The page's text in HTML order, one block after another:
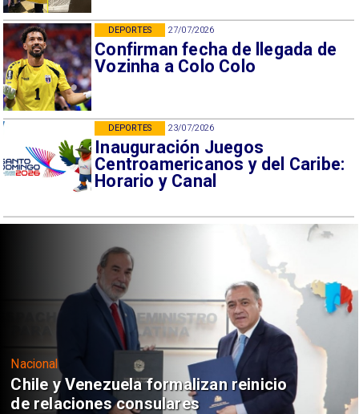
27/07/2026
Confirman fecha de llegada de
Vozinha a Colo Colo
DEPORTES
23/07/2026
Inauguración Juegos
Centroamericanos y del Caribe:
Horario y Canal
DEPORTES
Nacional
Feriantes rechazan dichos de Camila
Flores sobre Fabiola Campillai